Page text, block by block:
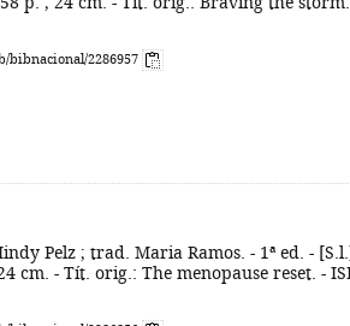
2286957
Pelz ; trad. Maria Ramos. - 1ª ed. -
cm. - Tít. orig.: The menopause reset. -